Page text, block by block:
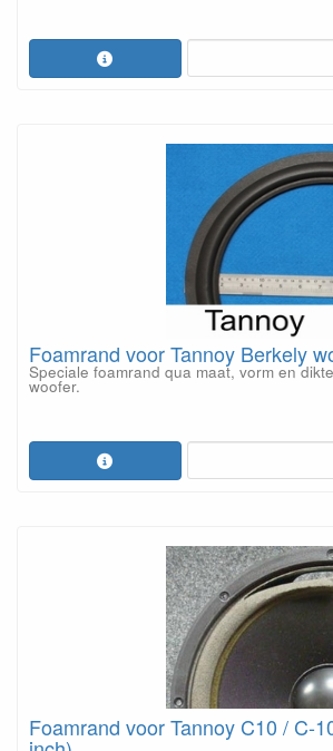
Foamrand voor Tannoy Berkely
Speciale foamrand qua maat, vorm en
woofer.
Foamrand voor Tannoy C10 / C-